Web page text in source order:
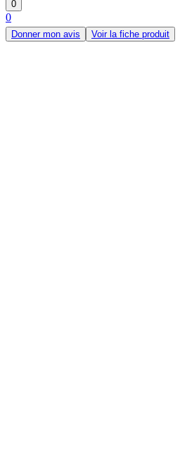
0
0
Donner mon avis Voir la fiche produit